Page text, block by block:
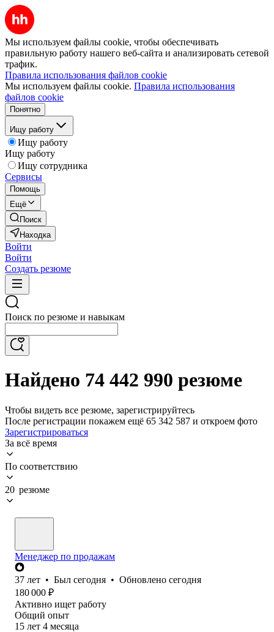
Мы используем файлы cookie, чтобы обеспечивать
правильную работу нашего веб-сайта и анализировать сетевой
трафик.
Правила использования файлов cookie
Мы используем файлы cookie. Правила использования
файлов cookie
Понятно
Ищу работу
Ищу работу
Ищу работу
Ищу сотрудника
Сервисы
Помощь
Ещё
Поиск
Находка
Войти
Войти
Создать резюме
Поиск по резюме и навыкам
Найдено 74 442 990 резюме
Чтобы видеть все резюме, зарегистрируйтесь
После регистрации покажем ещё 65 342 587 и откроем фото
Зарегистрироваться
За всё время
По соответствию
20 резюме
Менеджер по продажам
37 лет • Был сегодня • Обновлено сегодня
180 000 ₽
Активно ищет работу
Общий опыт
15 лет 4 месяца